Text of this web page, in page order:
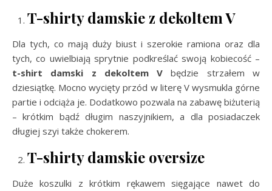
T-shirty damskie z dekoltem V
Dla tych, co mają duży biust i szerokie ramiona oraz dla
tych, co uwielbiają sprytnie podkreślać swoją kobiecość –
t-shirt damski z dekoltem V będzie strzałem w
dziesiątkę. Mocno wycięty przód w literę V wysmukla górne
partie i odciąża je. Dodatkowo pozwala na zabawę biżuterią
– krótkim bądź długim naszyjnikiem, a dla posiadaczek
długiej szyi także chokerem.
T-shirty damskie oversize
Duże koszulki z krótkim rękawem sięgające nawet do